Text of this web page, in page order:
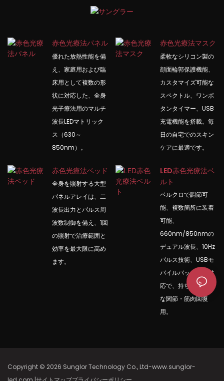
赤色光療法パネル
優れた放熱性能を備
え、家庭用および臨
床用として複数の形
状に対応した、全身
光子療法用のマルチ
波長LEDマトリック
ス（630～
850nm）。
赤色光療法マスク
柔軟なシリコン製の
顔面輪郭保護機能、
カスタマイズ可能な
スペクトル、ワンボ
タンタイマー、USB
充電機能を搭載。毎
日の自宅でのスキン
ケアに最適です。
赤色光療法ベッド
全身を照射する大型
パネルアレイは、二
波長出力とパルス周
波数制御を備え、1回
の照射で治療範囲と
効率を最大限に高め
ます。
LED赤色光療法ベ
ルト
ベルクロで調節可
能、複数箇所に装着
可能、
660nm/850nmの
デュアル波長、10Hz
パルス技術、USBモ
バイルバッテリー対
応で、持ち運び可能
な関節・筋肉回復
用。
Copyright © 2026 Sunglor Technology Co., Ltd-www.sunglor-